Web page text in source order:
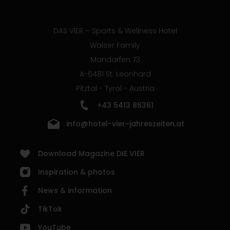
DAS VIER – Sports & Wellness Hotel
Walser Family
Mandarfen 73
A-6481 St. Leonhard
Pitztal - Tyrol - Austria
+43 5413 86361
info@hotel-vier-jahreszeiten.at
Download Magazine DIE VIER
Inspiration & photos
News & information
TikTok
YouTube